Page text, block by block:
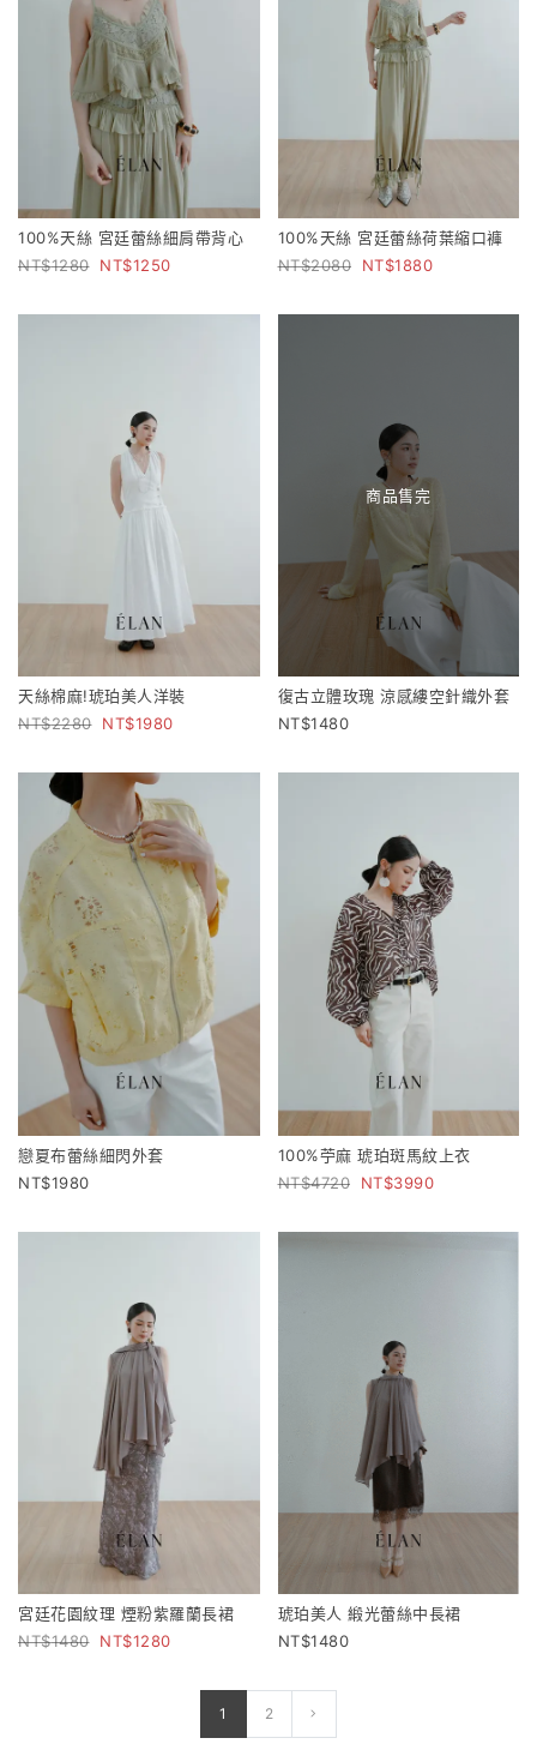
100%天絲 宮廷蕾絲細肩帶背心
1280
1250
100%天絲 宮廷蕾絲荷葉縮口褲
2080
1880
天絲棉麻!琥珀美人洋裝
2280
1980
商品售完
復古立體玫瑰 涼感縷空針織外套
1480
戀夏布蕾絲細閃外套
1980
100%苧麻 琥珀斑馬紋上衣
4720
3990
宮廷花園紋理 煙粉紫羅蘭長裙
1480
1280
琥珀美人 緞光蕾絲中長裙
1480
1 2